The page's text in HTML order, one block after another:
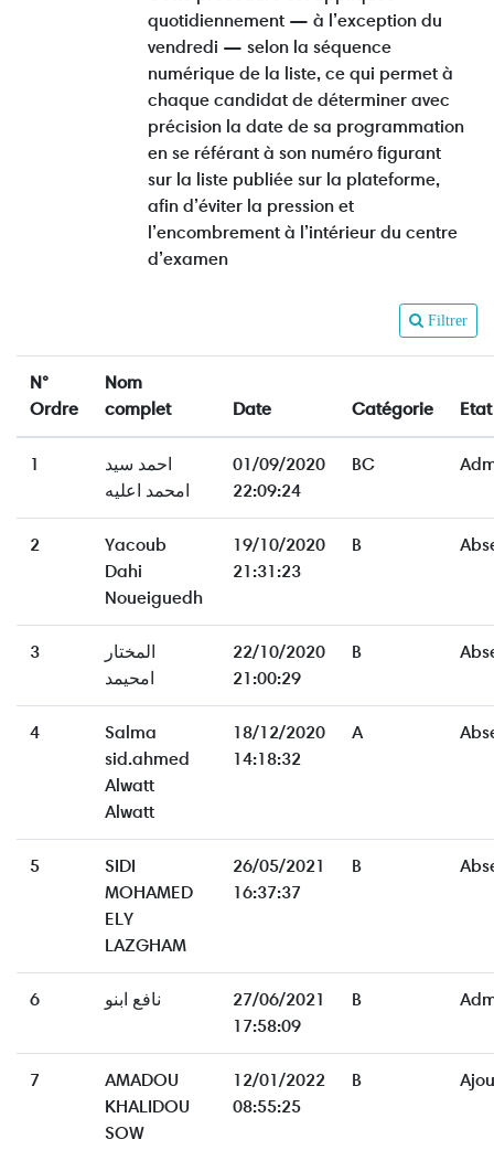
quotidiennement — à l’exception du
vendredi — selon la séquence
numérique de la liste, ce qui permet à
chaque candidat de déterminer avec
précision la date de sa programmation
en se référant à son numéro figurant
sur la liste publiée sur la plateforme,
afin d’éviter la pression et
l’encombrement à l’intérieur du centre
d’examen
Filtrer
N°
Ordre
Nom
complet
Date Catégorie Etat
1
احمد سيد
امحمد اعليه
01/09/2020
22:09:24
BC
2
Yacoub
Dahi
Noueiguedh
19/10/2020
21:31:23
B
3
المختار
امحيمد
22/10/2020
21:00:29
B
4
Salma
sid.ahmed
Alwatt
Alwatt
18/12/2020
14:18:32
A
5
SIDI
MOHAMED
ELY
LAZGHAM
26/05/2021
16:37:37
B
6 نافع ابنو
27/06/2021
17:58:09
B
7
AMADOU
KHALIDOU
SOW
12/01/2022
08:55:25
B